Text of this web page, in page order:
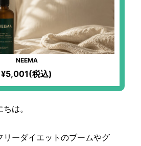
NEEMA
¥5,001(税込)
は。
リーダイエットのブームやグ